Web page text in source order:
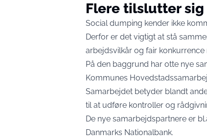
Flere tilslutter
Social dumping kender ikke
Derfor er det vigtigt at stå
arbejdsvilkår og fair
På den baggrund har otte nye
Kommunes
Samarbejdet betyder blandt
til at udføre kontroller og
De nye samarbejdspartnere er
Danmarks Nationalbank.